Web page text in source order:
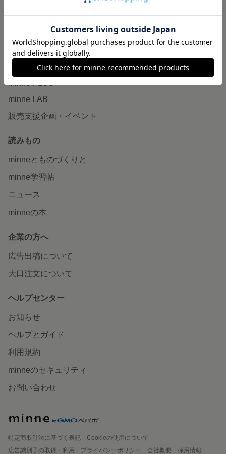
ヴィンテージ販売
ダウンロード販売
minne PLUS
minne LAB
販売支援企画・イベント
読みもの
minneとものづくりと
minne学習帖
ニュース
minneの本
企業の方へ
広告出稿について
大口注文について
ヘルプセンター
お知らせ
ヘルプとガイド
利用規約
minneのセキュリティ
お問い合わせ
特定商取引法に基づく表記
Cookieの使用について
広告識別子の取得・利用
プライバシーポリシー 会社概要
採用情報